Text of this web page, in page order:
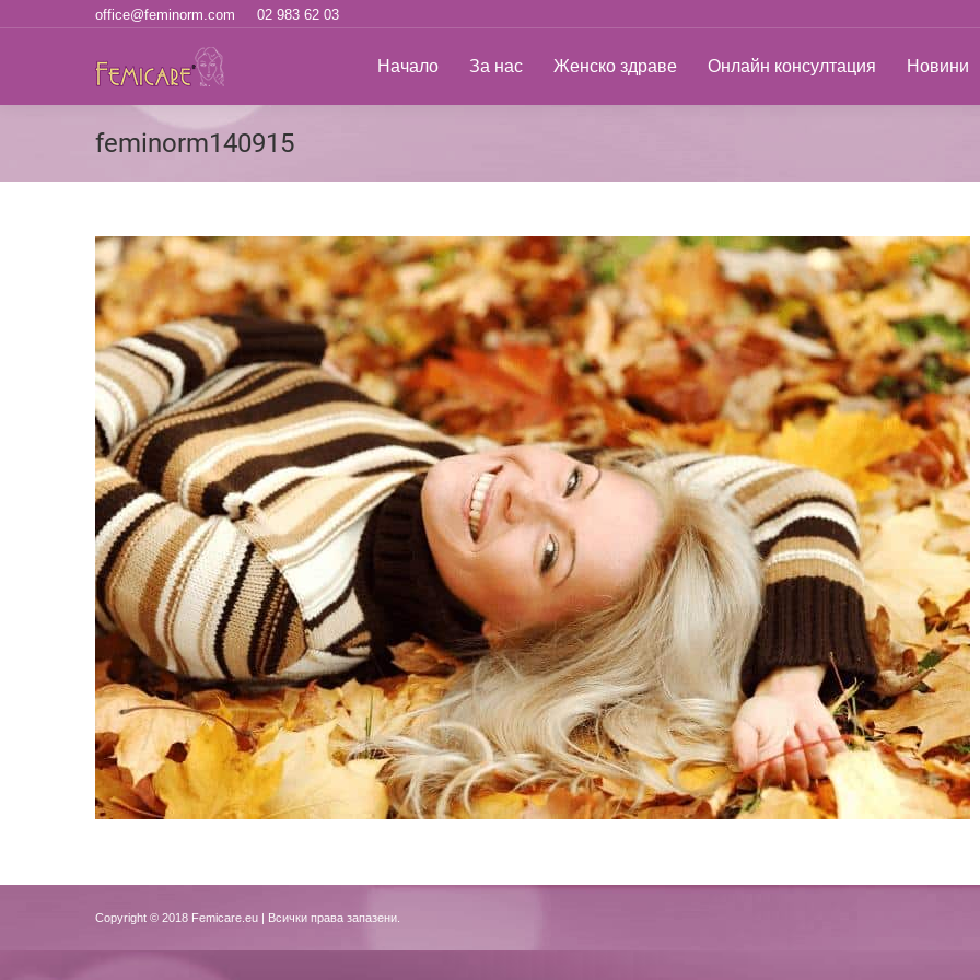
office@feminorm.com 02 983 62 03
Начало За нас Женско здраве Онлайн консултация Новини
feminorm140915
Copyright © 2018 Femicare.eu | Всички права запазени.
Начало За нас Женско здраве Онлайн консултация Новини